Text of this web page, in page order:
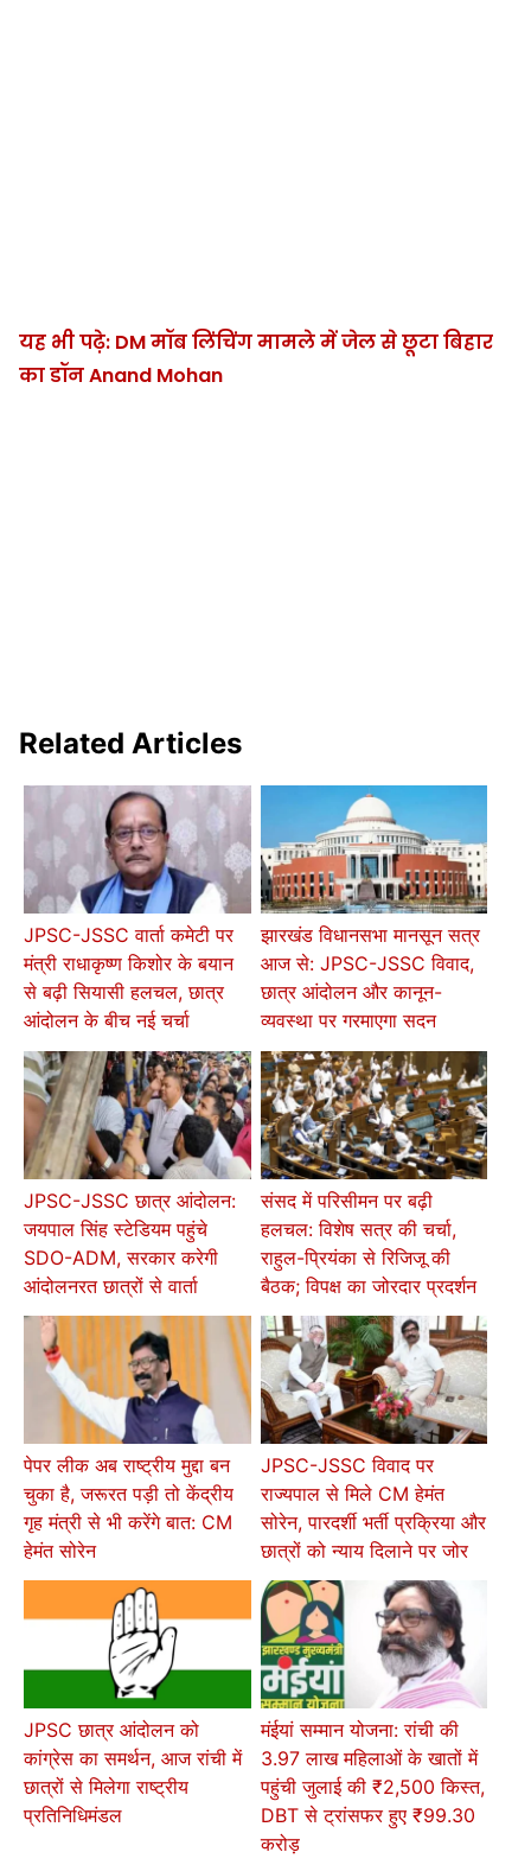
यह भी पढ़े: DM मॉब लिंचिंग मामले में जेल से छूटा बिहार
का डॉन Anand Mohan
Related Articles
JPSC-JSSC वार्ता कमेटी पर
मंत्री राधाकृष्ण किशोर के बयान
से बढ़ी सियासी हलचल, छात्र
आंदोलन के बीच नई चर्चा
झारखंड विधानसभा मानसून सत्र
आज से: JPSC-JSSC विवाद,
छात्र आंदोलन और कानून-
व्यवस्था पर गरमाएगा सदन
JPSC-JSSC छात्र आंदोलन:
जयपाल सिंह स्टेडियम पहुंचे
SDO-ADM, सरकार करेगी
आंदोलनरत छात्रों से वार्ता
संसद में परिसीमन पर बढ़ी
हलचल: विशेष सत्र की चर्चा,
राहुल-प्रियंका से रिजिजू की
बैठक; विपक्ष का जोरदार प्रदर्शन
पेपर लीक अब राष्ट्रीय मुद्दा बन
चुका है, जरूरत पड़ी तो केंद्रीय
गृह मंत्री से भी करेंगे बात: CM
हेमंत सोरेन
JPSC-JSSC विवाद पर
राज्यपाल से मिले CM हेमंत
सोरेन, पारदर्शी भर्ती प्रक्रिया और
छात्रों को न्याय दिलाने पर जोर
JPSC छात्र आंदोलन को
कांग्रेस का समर्थन, आज रांची में
छात्रों से मिलेगा राष्ट्रीय
प्रतिनिधिमंडल
मंईयां सम्मान योजना: रांची की
3.97 लाख महिलाओं के खातों में
पहुंची जुलाई की ₹2,500 किस्त,
DBT से ट्रांसफर हुए ₹99.30
करोड़